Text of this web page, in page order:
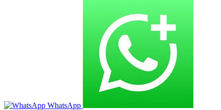
WhatsApp